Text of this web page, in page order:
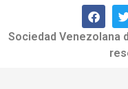
Sociedad Venezolana